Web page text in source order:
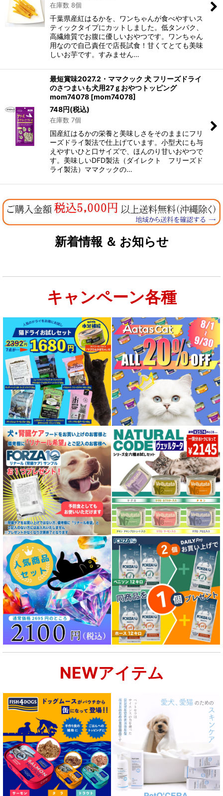
在庫数 8個
千葉県産紅はるかを、ワンちゃんが食べやすいス
ティックタイプにカットしました。低タンパク、
高繊維質でお腹に優しいおやつです。ワンちゃん
用なので自己責任で店長試食！甘くてとても美味
しいお芋です。すみません…
最短賞味2027.2・ママクック 犬 フリーズドライ
のさつまいも犬用27ｇおやつトッピング
mom74078 [mom74078]
748円(税込)
在庫数 7個
国産紅はるかの栄養と美味しさをそのままにフリ
ーズドライ製法で仕上げています。小型犬にも与
えやすいひと口サイズで、ほんのり甘いおやつで
す。美味しいDFD製法（ダイレクト フリーズド
ライ製法）ママクックの…
新着情報 ＆ お知らせ
キャンペーン各種
NEWアイテム